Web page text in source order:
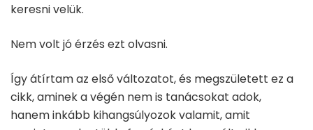
keresni velük.
Nem volt jó érzés ezt olvasni.
Így átírtam az első változatot, és megszületett ez a
cikk, aminek a végén nem is tanácsokat adok,
hanem inkább kihangsúlyozok valamit, amit